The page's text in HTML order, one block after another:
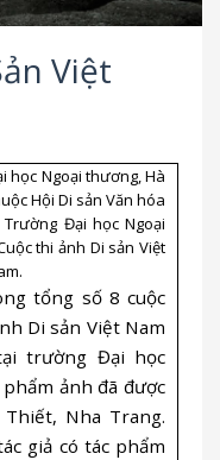
Việt
học Ngoại thương, Hà
Hội Di sản Văn hóa
Đại học Ngoại
thi ảnh Di sản Việt
tổng số 8 cuộc
Di sản Việt Nam
trường Đại học
ảnh đã được
Nha Trang.
giả có tác phẩm